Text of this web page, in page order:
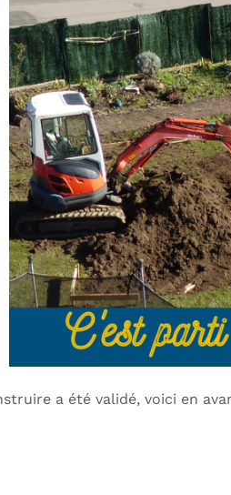
a été validé, voici en